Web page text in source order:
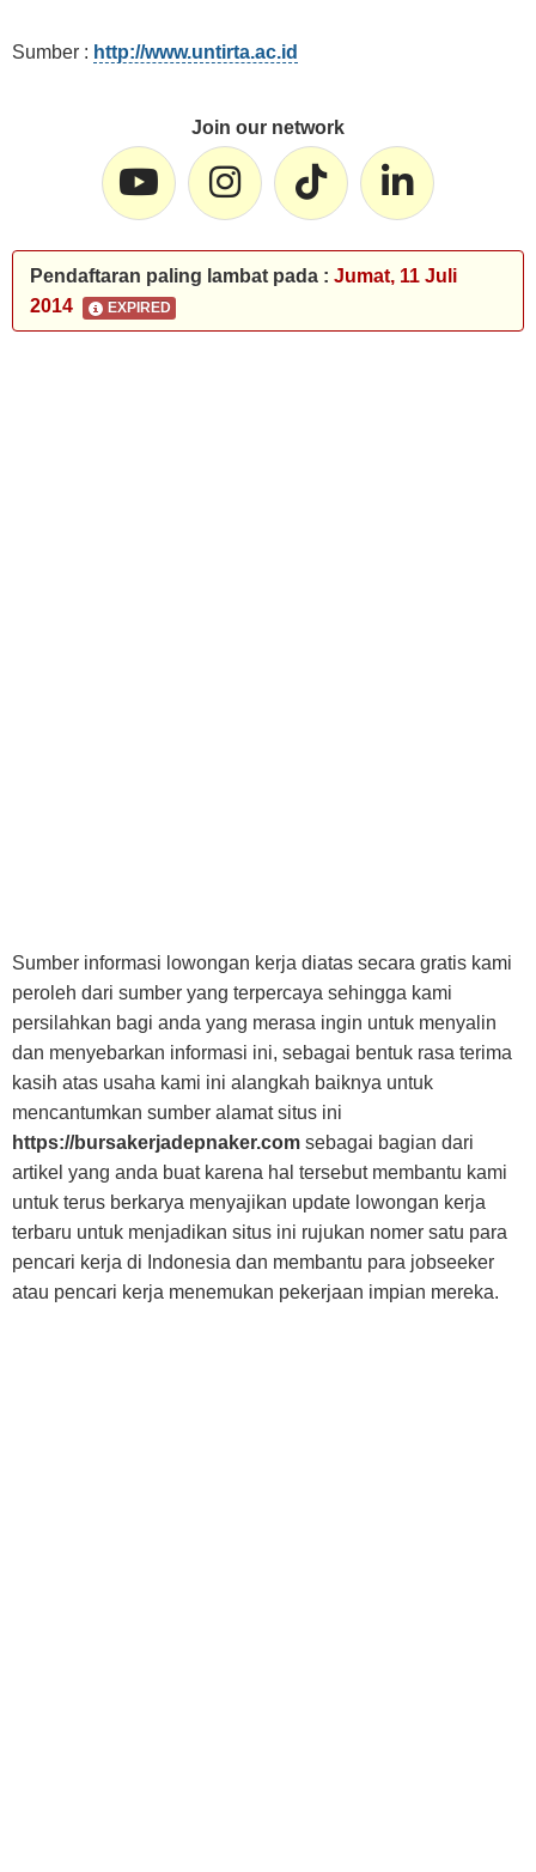
Sumber : http://www.untirta.ac.id
Join our network
Pendaftaran paling lambat pada : Jumat, 11 Juli
2014
EXPIRED
Sumber informasi lowongan kerja diatas secara gratis kami
peroleh dari sumber yang terpercaya sehingga kami
persilahkan bagi anda yang merasa ingin untuk menyalin
dan menyebarkan informasi ini, sebagai bentuk rasa terima
kasih atas usaha kami ini alangkah baiknya untuk
mencantumkan sumber alamat situs ini
https://bursakerjadepnaker.com sebagai bagian dari
artikel yang anda buat karena hal tersebut membantu kami
untuk terus berkarya menyajikan update lowongan kerja
terbaru untuk menjadikan situs ini rujukan nomer satu para
pencari kerja di Indonesia dan membantu para jobseeker
atau pencari kerja menemukan pekerjaan impian mereka.